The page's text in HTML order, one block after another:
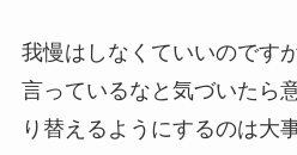
我慢はしなくていいのです
言っているなと気づいたら
り替えるようにするのは大